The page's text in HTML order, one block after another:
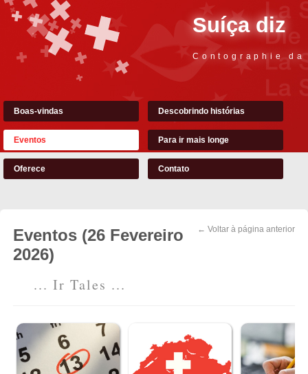
Suíça diz
Contographie
Boas-vindas Descobrindo histórias
Eventos Para ir mais longe
Oferece Contato
← Voltar à página anterior
Eventos (26 Fevereiro
2026)
... Ir Tales ...